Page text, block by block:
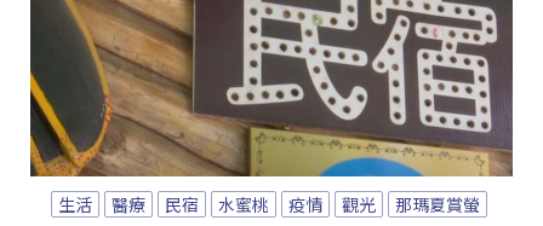
生活 醫療 民宿 水蜜桃 疫情 觀光 那瑪夏賞螢